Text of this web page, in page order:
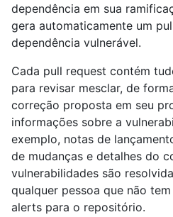
dependência em sua
gera automaticamente um
dependência vulnerável.
Cada pull request contém
para revisar mesclar, de
correção proposta em seu
informações sobre a
exemplo, notas de
de mudanças e detalhes do
vulnerabilidades são
qualquer pessoa que não
alerts para o repositório.